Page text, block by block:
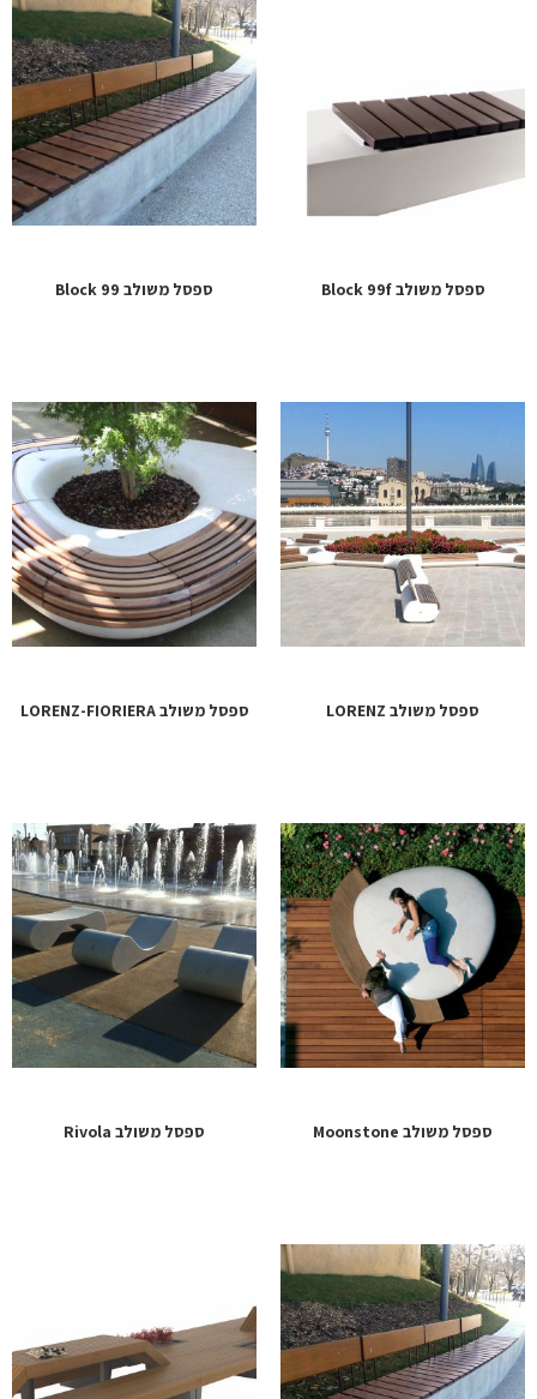
ספסל משולב Block 99f ספסל משולב Block 99
ספסל משולב LORENZ ספסל משולב LORENZ-FIORIERA
ספסל משולב Moonstone ספסל משולב Rivola